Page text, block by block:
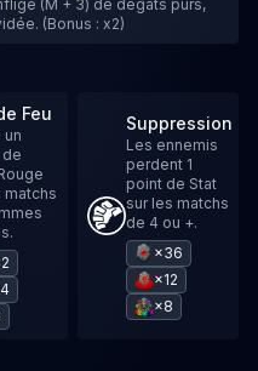
(M + 3) de dégâts purs,
(Bonus : x2)
Feu
un
de
matchs
Suppression
Les ennemis
perdent 1
point de Stat
sur les matchs
de 4 ou +.
×36
×12
×8